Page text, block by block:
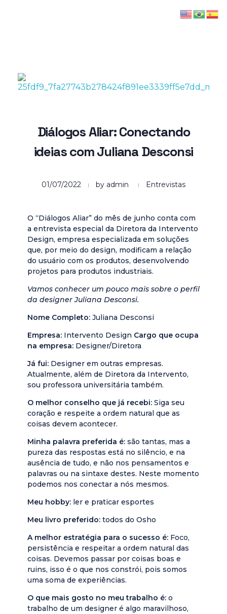
Diálogos Aliar: Conectando
ideias com Juliana Desconsi
01/07/2022 by admin Entrevistas
O “Diálogos Aliar” do mês de junho conta com
a entrevista especial da Diretora da Intervento
Design, empresa especializada em soluções
que, por meio do design, modificam a relação
do usuário com os produtos, desenvolvendo
projetos para produtos industriais.
Vamos conhecer um pouco mais sobre o perfil
da designer Juliana Desconsi.
Nome Completo:Juliana Desconsi
Empresa:Intervento Design Cargo que ocupa
na empresa:Designer/Diretora
Já fui:Designer em outras empresas.
Atualmente, além de Diretora da Intervento,
sou professora universitária também.
O melhor conselho que já recebi:Siga seu
coração e respeite a ordem natural que as
coisas devem acontecer.
Minha palavra preferida é:são tantas, mas a
pureza das respostas está no silêncio, e na
ausência de tudo, e não nos pensamentos e
palavras ou na sintaxe destes. Neste momento
podemos nos conectar a nós mesmos.
Meu hobby:ler e praticar esportes
Meu livro preferido:todos do Osho
A melhor estratégia para o sucesso é:Foco,
persistência e respeitar a ordem natural das
coisas. Devemos passar por coisas boas e
ruins, isso é o que nos constrói, pois somos
uma soma de experiências.
O que mais gosto no meu trabalho é:o
trabalho de um designer é algo maravilhoso,